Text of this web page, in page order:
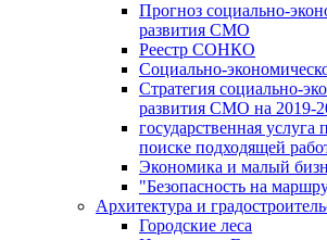
Прогноз социально-
развития СМО
Реестр СОНКО
Социально-
Стратегия социально-
развития СМО на 2019-
государственная услуга
поиске подходящей
Экономика и малый
"Безопасность на
Архитектура и
Городские леса